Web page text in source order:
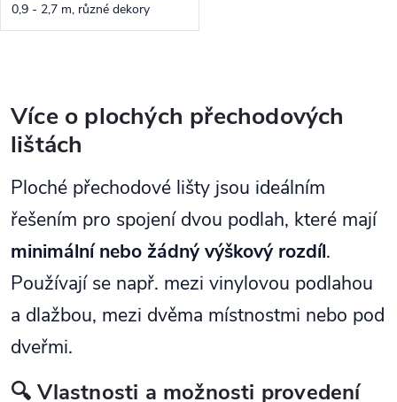
0,9 - 2,7 m, různé dekory
Více o plochých přechodových
lištách
Ploché přechodové lišty jsou ideálním
řešením pro spojení dvou podlah, které mají
minimální nebo žádný výškový rozdíl.
Používají se např. mezi vinylovou podlahou
a dlažbou, mezi dvěma místnostmi nebo pod
dveřmi.
🔍 Vlastnosti a možnosti provedení